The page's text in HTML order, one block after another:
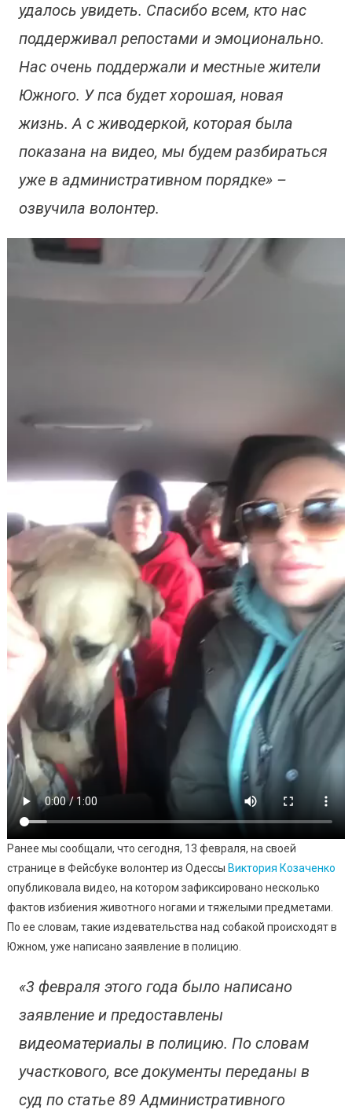
удалось увидеть. Спасибо всем, кто нас
поддерживал репостами и эмоционально.
Нас очень поддержали и местные жители
Южного. У пса будет хорошая, новая
жизнь. А с живодеркой, которая была
показана на видео, мы будем разбираться
уже в административном порядке» –
озвучила волонтер.
Ранее мы сообщали, что сегодня, 13 февраля, на своей
странице в Фейсбуке волонтер из Одессы Виктория Козаченко
опубликовала видео, на котором зафиксировано несколько
фактов избиения животного ногами и тяжелыми предметами.
По ее словам, такие издевательства над собакой происходят в
Южном, уже написано заявление в полицию.
«3 февраля этого года было написано
заявление и предоставлены
видеоматериалы в полицию. По словам
участкового, все документы переданы в
суд по статье 89 Административного